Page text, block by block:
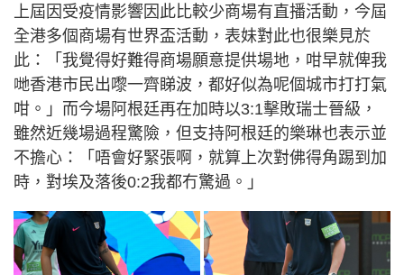
上屆因受疫情影響因此比較少商場有直播活動，今屆
全港多個商場有世界盃活動，表妹對此也很樂見於
此：「我覺得好難得商場願意提供場地，咁早就俾我
哋香港市民出嚟一齊睇波，都好似為呢個城市打打氣
咁。」而今場阿根廷再在加時以3:1擊敗瑞士晉級，
雖然近幾場過程驚險，但支持阿根廷的樂琳也表示並
不擔心：「唔會好緊張啊，就算上次對佛得角踢到加
時，對埃及落後0:2我都冇驚過。」